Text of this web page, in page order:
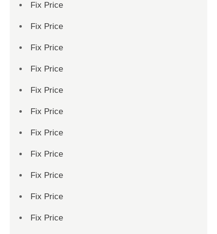
Fix Price
Fix Price
Fix Price
Fix Price
Fix Price
Fix Price
Fix Price
Fix Price
Fix Price
Fix Price
Fix Price